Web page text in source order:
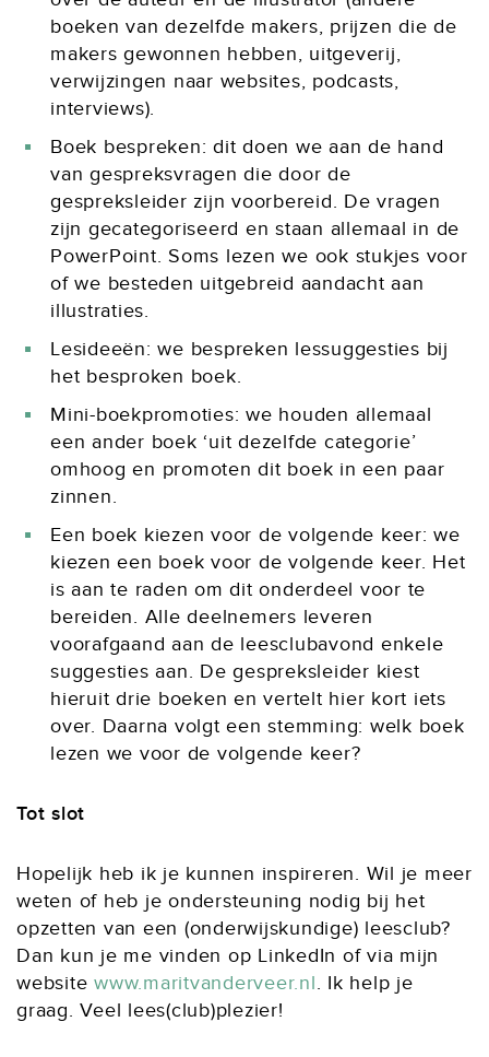
boeken van dezelfde makers, prijzen die de
makers gewonnen hebben, uitgeverij,
verwijzingen naar websites, podcasts,
interviews).
Boek bespreken: dit doen we aan de hand
van gespreksvragen die door de
gespreksleider zijn voorbereid. De vragen
zijn gecategoriseerd en staan allemaal in de
PowerPoint. Soms lezen we ook stukjes voor
of we besteden uitgebreid aandacht aan
illustraties.
Lesideeën: we bespreken lessuggesties bij
het besproken boek.
Mini-boekpromoties: we houden allemaal
een ander boek ‘uit dezelfde categorie’
omhoog en promoten dit boek in een paar
zinnen.
Een boek kiezen voor de volgende keer: we
kiezen een boek voor de volgende keer. Het
is aan te raden om dit onderdeel voor te
bereiden. Alle deelnemers leveren
voorafgaand aan de leesclubavond enkele
suggesties aan. De gespreksleider kiest
hieruit drie boeken en vertelt hier kort iets
over. Daarna volgt een stemming: welk boek
lezen we voor de volgende keer?
Tot slot
Hopelijk heb ik je kunnen inspireren. Wil je meer
weten of heb je ondersteuning nodig bij het
opzetten van een (onderwijskundige) leesclub?
Dan kun je me vinden op LinkedIn of via mijn
websitewww.maritvanderveer.nl. Ik help je
graag. Veel lees(club)plezier!